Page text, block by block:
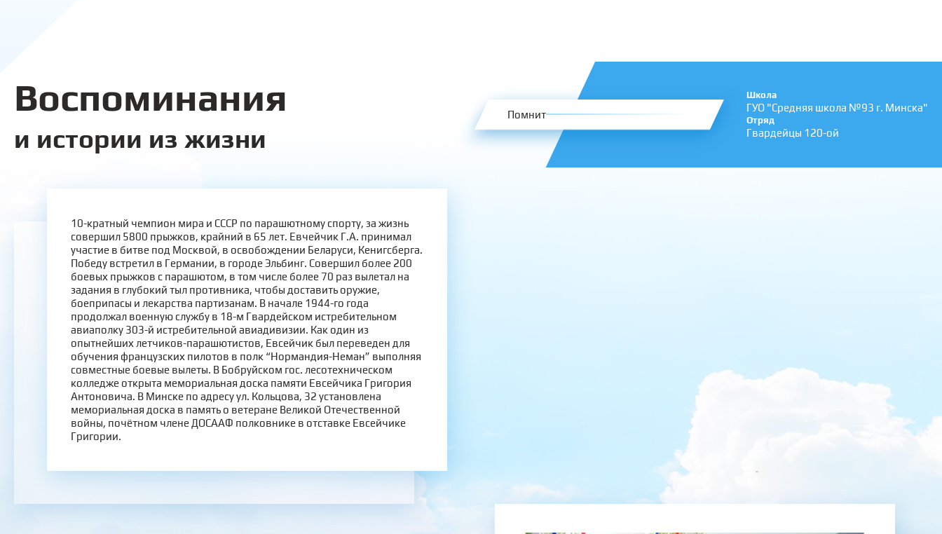
Воспоминания
и истории из жизни
Помнит
Школа
ГУО "Средняя школа №93 г. Минска"
Отряд
Гвардейцы 120-ой
10-кратный чемпион мира и СССР по парашютному спорту, за жизнь
совершил 5800 прыжков, крайний в 65 лет. Евчейчик Г.А. принимал
участие в битве под Москвой, в освобождении Беларуси, Кенигсберга.
Победу встретил в Германии, в городе Эльбинг. Совершил более 200
боевых прыжков с парашютом, в том числе более 70 раз вылетал на
задания в глубокий тыл противника, чтобы доставить оружие,
боеприпасы и лекарства партизанам. В начале 1944-го года
продолжал военную службу в 18-м Гвардейском истребительном
авиаполку 303-й истребительной авиадивизии. Как один из
опытнейших летчиков-парашютистов, Евсейчик был переведен для
обучения французских пилотов в полк “Нормандия-Неман” выполняя
совместные боевые вылеты. В Бобруйском гос. лесотехническом
колледже открыта мемориальная доска памяти Евсейчика Григория
Антоновича. В Минске по адресу ул. Кольцова, 32 установлена
мемориальная доска в память о ветеране Великой Отечественной
войны, почётном члене ДОСААФ полковнике в отставке Евсейчике
Григории.